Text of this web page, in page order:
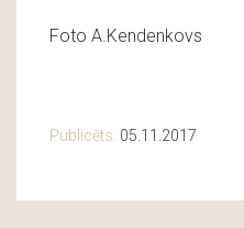
Foto A.Kendenkovs
Publicēts: 05.11.2017